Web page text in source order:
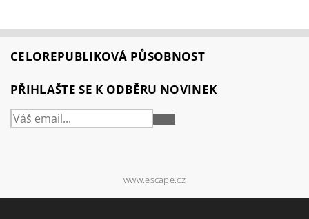
CELOREPUBLIKOVÁ PŮSOBNOST
PŘIHLAŠTE SE K ODBĚRU NOVINEK
PŘIHLÁSIT
www.escape.cz